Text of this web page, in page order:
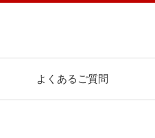
よくあるご質問